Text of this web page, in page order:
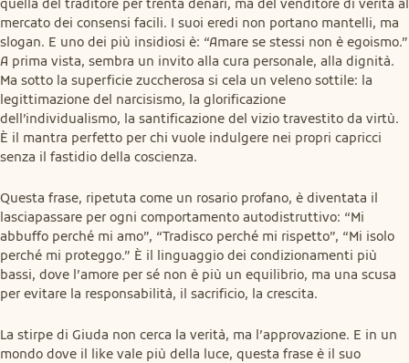
mercato dei consensi facili. I suoi eredi non portano mantelli, ma
slogan. E uno dei più insidiosi è: “Amare se stessi non è egoismo.”
A prima vista, sembra un invito alla cura personale, alla dignità.
Ma sotto la superficie zuccherosa si cela un veleno sottile: la
legittimazione del narcisismo, la glorificazione
dell’individualismo, la santificazione del vizio travestito da virtù.
È il mantra perfetto per chi vuole indulgere nei propri capricci
senza il fastidio della coscienza.
Questa frase, ripetuta come un rosario profano, è diventata il
lasciapassare per ogni comportamento autodistruttivo: “Mi
abbuffo perché mi amo”, “Tradisco perché mi rispetto”, “Mi isolo
perché mi proteggo.” È il linguaggio dei condizionamenti più
bassi, dove l’amore per sé non è più un equilibrio, ma una scusa
per evitare la responsabilità, il sacrificio, la crescita.
La stirpe di Giuda non cerca la verità, ma l’approvazione. E in un
mondo dove il like vale più della luce, questa frase è il suo